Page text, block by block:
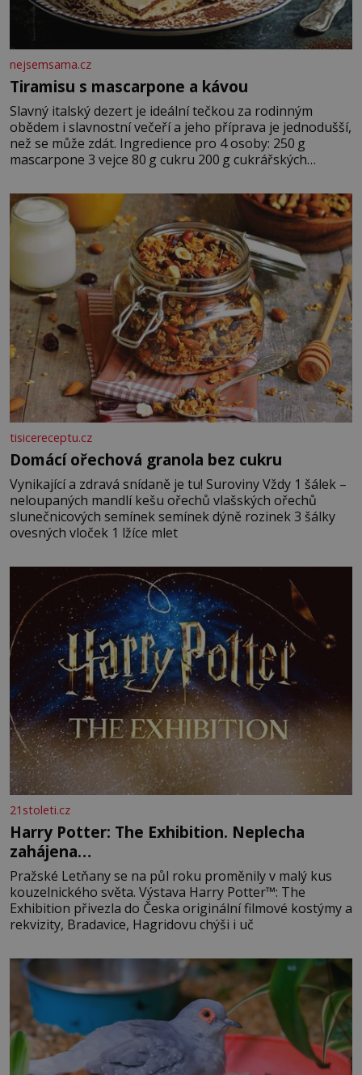
nejsemsama.cz
Tiramisu s mascarpone a kávou
Slavný italský dezert je ideální tečkou za rodinným
obědem i slavnostní večeří a jeho příprava je jednodušší,
než se může zdát. Ingredience pro 4 osoby: 250 g
mascarpone 3 vejce 80 g cukru 200 g cukrářských
posypání Postup: Oddělte žloutky od bílků. Žloutky
vyšlehejte s cukrem do světlé pěny a postupně do nich
vmíchejte mascarpone, aby vznikl hladký
tisicereceptu.cz
Domácí ořechová granola bez cukru
Vynikající a zdravá snídaně je tu! Suroviny Vždy 1 šálek –
neloupaných mandlí kešu ořechů vlašských ořechů
slunečnicových semínek semínek dýně rozinek 3 šálky
ovesných vloček 1 lžíce mlet
21stoleti.cz
Harry Potter: The Exhibition. Neplecha
zahájena…
Pražské Letňany se na půl roku proměnily v malý kus
kouzelnického světa. Výstava Harry Potter™: The
Exhibition přivezla do Česka originální filmové kostýmy a
rekvizity, Bradavice, Hagridovu chýši i uč